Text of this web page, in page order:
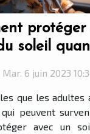
protéger
soleil
Mar. 6 juin 2023
que les adultes
peuvent
avec un